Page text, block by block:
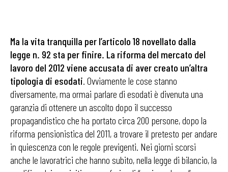
Ma la vita tranquilla per l’articolo 18 novellato dalla
legge n. 92 sta per finire. La riforma del mercato del
lavoro del 2012 viene accusata di aver creato un’altra
tipologia di esodati . Ovviamente le cose stanno
diversamente, ma ormai parlare di esodati è divenuta una
garanzia di ottenere un ascolto dopo il successo
propagandistico che ha portato circa 200 persone, dopo la
riforma pensionistica del 2011, a trovare il pretesto per andare
in quiescenza con le regole previgenti. Nei giorni scorsi
anche le lavoratrici che hanno subito, nella legge di bilancio, la